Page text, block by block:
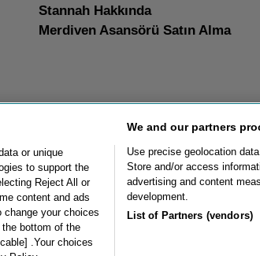
Stannah Hakkında
Merdiven Asansörü Satın Alma
Haritası Distribütör Olun
or unique
to support the
Reject All or
content and ads
your choices
bottom of the
.Your choices
We and our partners
Use precise geolocation
Store and/or access
advertising and content
development.
List of Partners (vendors)